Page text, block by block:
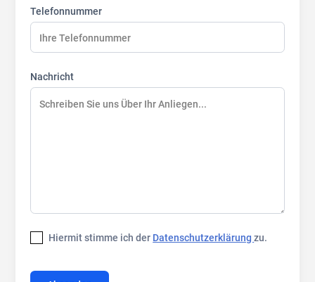
Telefonnummer
Nachricht
Hiermit stimme ich der Datenschutzerklärungzu.